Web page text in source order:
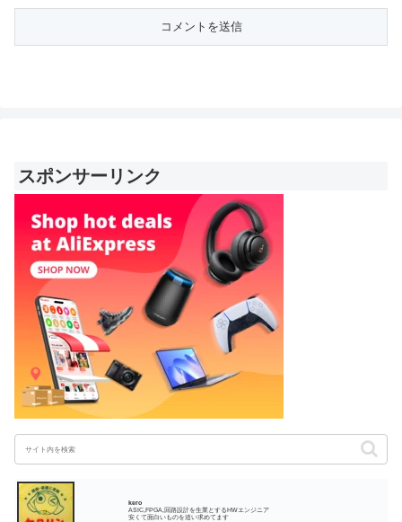
スポンサーリンク
kero
ASIC,FPGA,回路設計を生業とするHWエンジニア
安くて面白いものを追い求めてます